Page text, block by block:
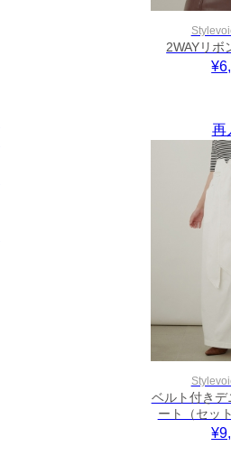
2WAYリボ
再
ベルト付き
ート（セッ